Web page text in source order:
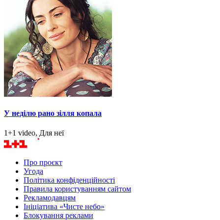
У неділю рано зілля копала
1+1 video, Для неї
Про проєкт
Угода
Політика конфіденційності
Правила користуванням сайтом
Рекламодавцям
Ініціатива «Чисте небо»
Блокування реклами